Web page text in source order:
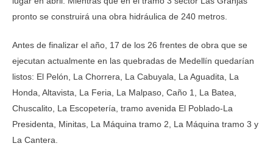
pronto se construirá una obra hidráulica de 240 metros.
Antes de finalizar el año, 17 de los 26 frentes de obra que se
ejecutan actualmente en las quebradas de Medellín quedarían
listos: El Pelón, La Chorrera, La Cabuyala, La Aguadita, La
Honda, Altavista, La Feria, La Malpaso, Caño 1, La Batea,
Chuscalito, La Escopetería, tramo avenida El Poblado-La
Presidenta, Minitas, La Máquina tramo 2, La Máquina tramo 3 y
La Cantera.